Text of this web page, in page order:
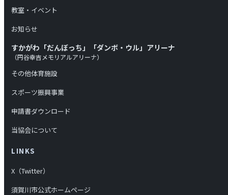
教室・イベント
お知らせ
すかがわ「だんぼっち」「ダンボ・ウル」アリーナ
（円谷幸吉メモリアルアリーナ）
その他体育施設
スポーツ振興事業
申請書ダウンロード
当協会について
LINKS
X（Twitter）
須賀川市公式ホームページ